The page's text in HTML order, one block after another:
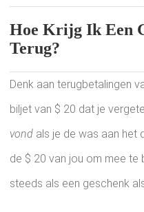
Hoe Krijg Ik Een
Terug?
Denk aan terugbetalingen
biljet van $ 20 dat je
vond als je de was aan het
de $ 20 van jou om mee te
steeds als een geschenk